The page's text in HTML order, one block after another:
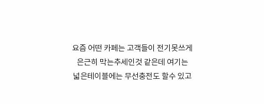
요즘 어떤 카페는 고객들이 전기못쓰게
은근히 막는추세인것 같은데 여기는
넓은테이블에는 무선충전도 할수 있고